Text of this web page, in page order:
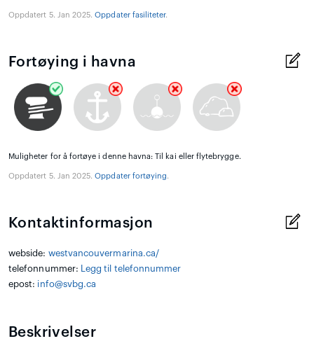
Oppdatert 5. Jan 2025.Oppdater fasiliteter.
Fortøying i havna
Muligheter for å fortøye i denne havna: Til kai eller flytebrygge.
Oppdatert 5. Jan 2025.Oppdater fortøying.
Kontaktinformasjon
webside: westvancouvermarina.ca/
telefonnummer:
Legg til telefonnummer
epost: info@svbg.ca
Beskrivelser